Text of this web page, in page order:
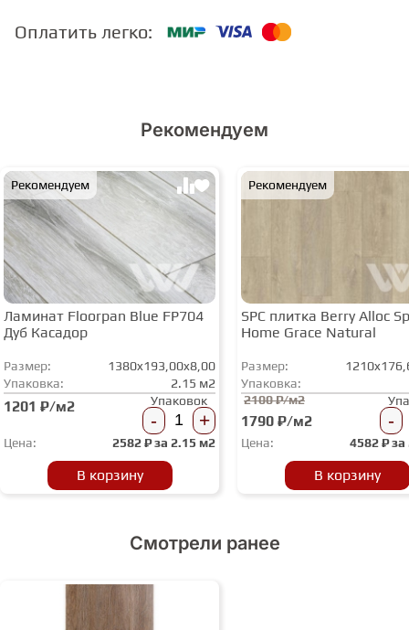
ЛАМИНАТ SWF
Оплатить легко:
Рекомендуем
Рекомендуем
Ламинат Floorpan Blue FP704
Дуб Касадор
Размер:
1380x193,00x8,00
Упаковка:
2.15 м2
1201 ₽/м2 Упаковок
- +
Цена: 2582₽ за 2.15 м2
В корзину
Рекомендуем
SPC плитка Berry Alloc
Home Grace Natural
Размер:
Упаковка:
2100 ₽/м2
1790 ₽/м2 -
Цена: 4582₽ за
В корзину
Смотрели ранее